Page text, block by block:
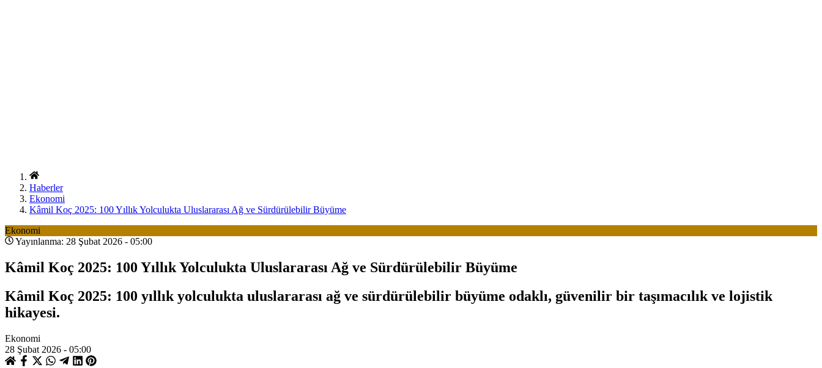
Haberler
Ekonomi
Kâmil Koç 2025: 100 Yıllık Yolculukta Uluslararası Ağ ve Sürdürülebilir Büyüme
Ekonomi
Yayınlanma: 28 Şubat 2026 - 05:00
Kâmil Koç 2025: 100 Yıllık Yolculukta Uluslararası Ağ ve Sürdürülebilir Büyüme
Kâmil Koç 2025: 100 yıllık yolculukta uluslararası ağ ve sürdürülebilir büyüme odaklı, güvenilir bir taşımacılık ve lojistik
hikayesi.
Ekonomi
28 Şubat 2026 - 05:00